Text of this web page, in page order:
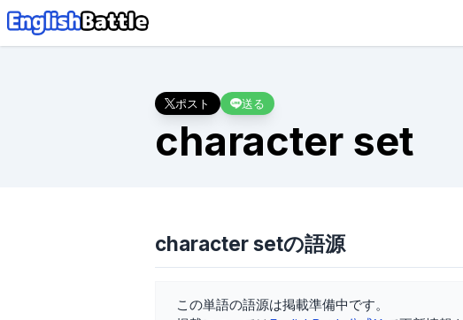
ポスト 送る
character set
character setの語源
この単語の語源は掲載準備中です。